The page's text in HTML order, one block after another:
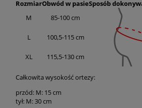
RozmiarObwód w pasieSposób
M
85-100 cm
L 100,5-115 cm
XL 115,5-130 cm
Całkowita wysokość ortezy:
przód: M: 15 cm
tył: M: 30 cm